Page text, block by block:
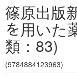
レジデント
篠原出版
を用いた
類：83)
(9784884123963)